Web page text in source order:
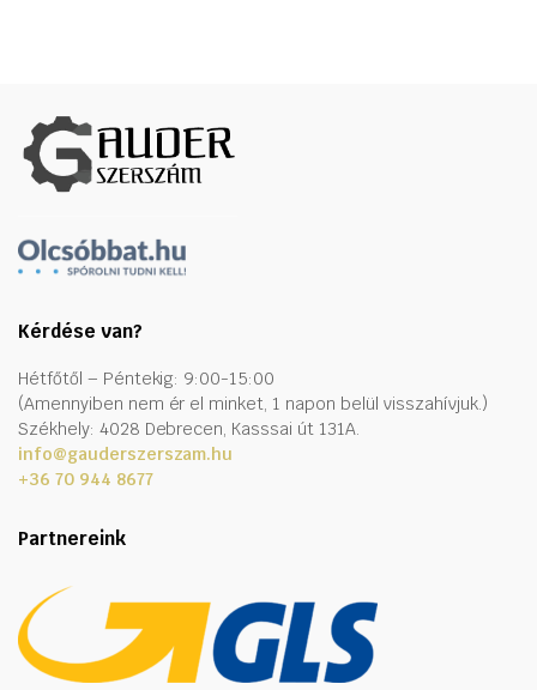
Kérdése van?
Hétfőtől – Péntekig: 9:00-15:00
(Amennyiben nem ér el minket, 1 napon belül visszahívjuk.)
Székhely: 4028 Debrecen, Kasssai út 131A.
info@gauderszerszam.hu
+36 70 944 8677
Partnereink